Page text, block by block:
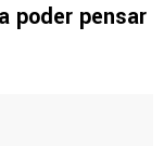
poder pensar